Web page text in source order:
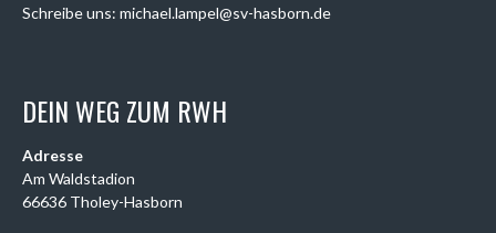
Schreibe uns: michael.lampel@sv-hasborn.de
DEIN WEG ZUM RWH
Adresse
Am Waldstadion
66636 Tholey-Hasborn